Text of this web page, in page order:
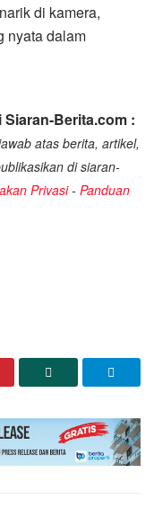
di kamera,
nyata dalam
Berita.com :
atas berita, artikel,
di siaran-
Privasi- Panduan